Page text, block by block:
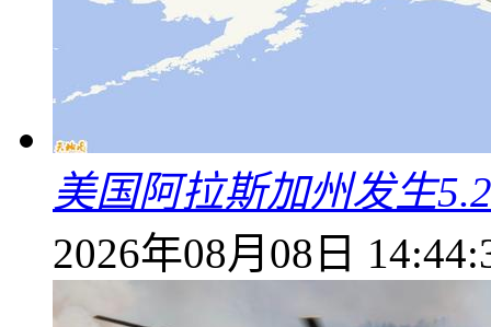
美国阿拉斯加州发生
2026年08月08日